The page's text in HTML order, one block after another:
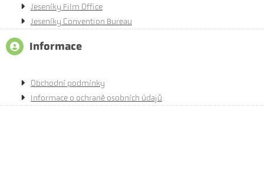
Jeseníky Film Office
Jeseníky Convention Bureau
Informace
Obchodní podmínky
Informace o ochraně osobních údajů